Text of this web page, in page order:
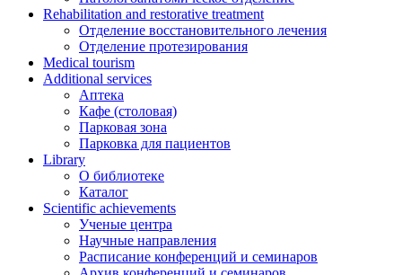
Rehabilitation and restorative treatment
Отделение восстановительного лечения
Отделение протезирования
Medical tourism
Additional services
Аптека
Кафе (столовая)
Парковая зона
Парковка для пациентов
Library
О библиотеке
Каталог
Scientific achievements
Ученые центра
Научные направления
Расписание конференций и семинаров